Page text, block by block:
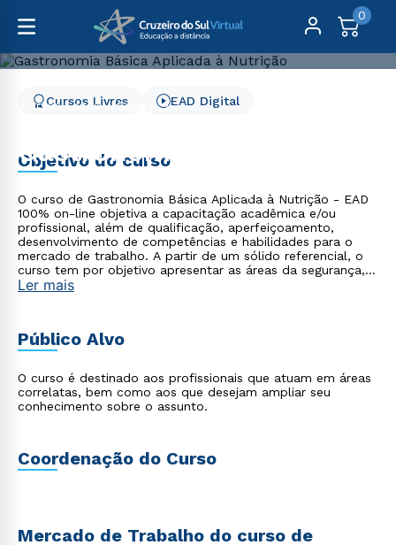
0
Cursos Livres
Saúde
Gastronomia Básica
Aplicada à Nutrição
Cursos Livres EAD Digital
Objetivo do curso
O curso de Gastronomia Básica Aplicada à Nutrição - EAD
100% on-line objetiva a capacitação acadêmica e/ou
profissional, além de qualificação, aperfeiçoamento,
desenvolvimento de competências e habilidades para o
mercado de trabalho. A partir de um sólido referencial, o
curso tem por objetivo apresentar as áreas da segurança,
sustentabilidade e inovação, passando por estratégias
Ler mais
Público Alvo
O curso é destinado aos profissionais que atuam em áreas
correlatas, bem como aos que desejam ampliar seu
conhecimento sobre o assunto.
Coordenação do Curso
Mercado de Trabalho do curso de